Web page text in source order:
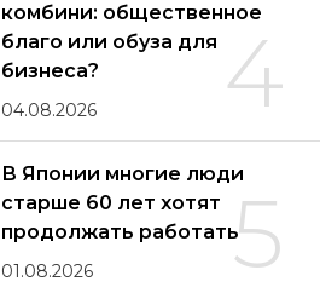
4
комбини: общественное
благо или обуза для
бизнеса?
04.08.2026
5
В Японии многие люди
старше 60 лет хотят
продолжать работать
01.08.2026